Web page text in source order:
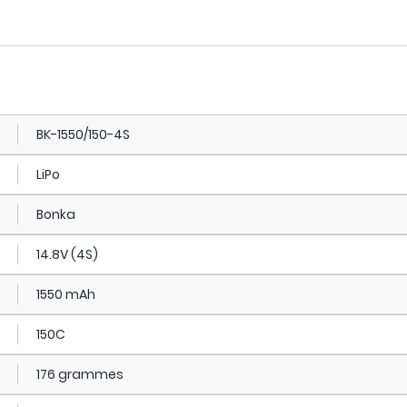
BK-1550/150-4S
LiPo
Bonka
14.8V (4S)
1550 mAh
150C
176 grammes